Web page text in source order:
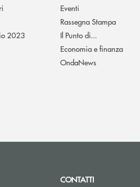
2023
Eventi
Rassegna Stampa
Il Punto di...
Economia e finanza
OndaNews
CONTATTI